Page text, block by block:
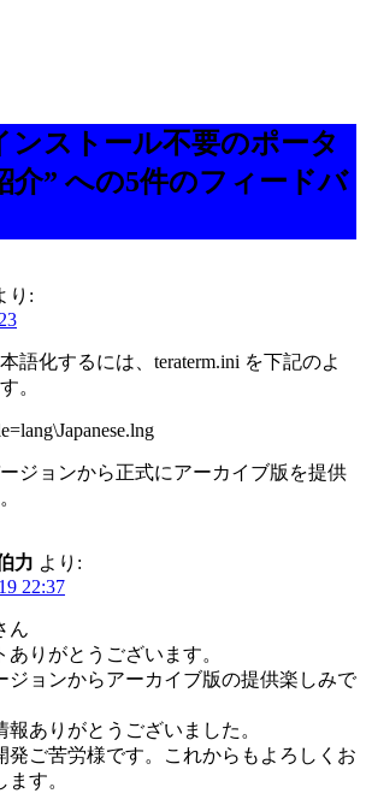
ンストール不要のポータ
介” への5件のフィードバ
り:
語化するには、teraterm.ini を下記のよ
。
ジョンから正式にアーカイブ版を提供
力 より:
22:37
ん
ありがとうございます。
ジョンからアーカイブ版の提供楽しみで
報ありがとうございました。
発ご苦労様です。これからもよろしくお
ます。